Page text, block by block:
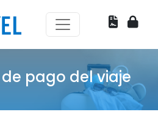
pago del viaje